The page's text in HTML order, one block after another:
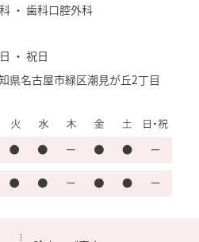
・ 歯科口腔外科
・ 祝日
県名古屋市緑区潮見が丘2丁目